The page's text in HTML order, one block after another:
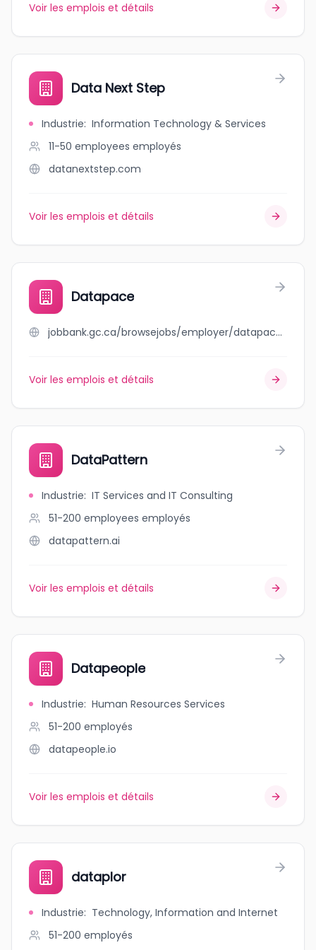
Voir les emplois et détails
Data Next Step
Industrie: Information Technology & Services
11-50 employees employés
datanextstep.com
Voir les emplois et détails
Datapace
jobbank.gc.ca/browsejobs/employer/datapace/ca
Voir les emplois et détails
DataPattern
Industrie: IT Services and IT Consulting
51-200 employees employés
datapattern.ai
Voir les emplois et détails
Datapeople
Industrie: Human Resources Services
51-200 employés
datapeople.io
Voir les emplois et détails
dataplor
Industrie: Technology, Information and Internet
51-200 employés